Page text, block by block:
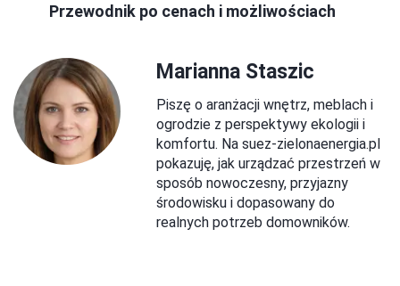
Przewodnik po cenach i możliwościach
Marianna Staszic
Piszę o aranżacji wnętrz, meblach i
ogrodzie z perspektywy ekologii i
komfortu. Na suez-zielonaenergia.pl
pokazuję, jak urządzać przestrzeń w
sposób nowoczesny, przyjazny
środowisku i dopasowany do
realnych potrzeb domowników.